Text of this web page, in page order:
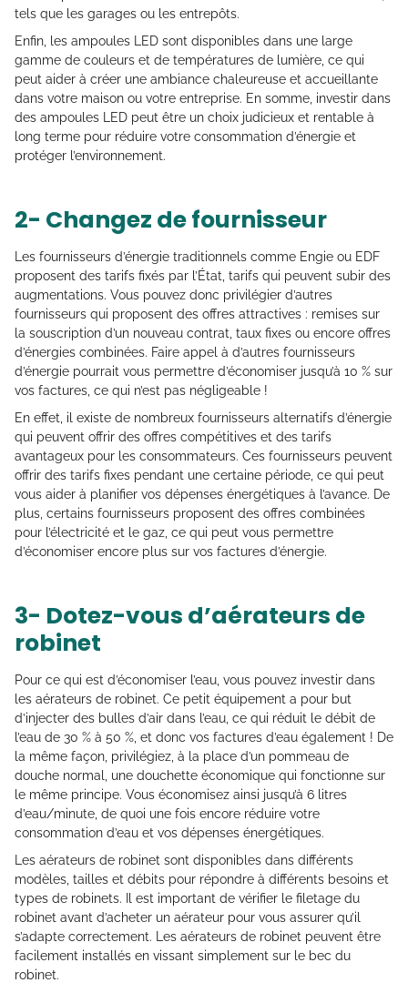
tels que les garages ou les entrepôts.
Enfin, les ampoules LED sont disponibles dans une large
gamme de couleurs et de températures de lumière, ce qui
peut aider à créer une ambiance chaleureuse et accueillante
dans votre maison ou votre entreprise. En somme, investir dans
des ampoules LED peut être un choix judicieux et rentable à
long terme pour réduire votre consommation d’énergie et
protéger l’environnement.
2- Changez de fournisseur
Les fournisseurs d’énergie traditionnels comme Engie ou EDF
proposent des tarifs fixés par l’État, tarifs qui peuvent subir des
augmentations. Vous pouvez donc privilégier d’autres
fournisseurs qui proposent des offres attractives : remises sur
la souscription d’un nouveau contrat, taux fixes ou encore offres
d’énergies combinées. Faire appel à d’autres fournisseurs
d’énergie pourrait vous permettre d’économiser jusqu’à 10 % sur
vos factures, ce qui n’est pas négligeable !
En effet, il existe de nombreux fournisseurs alternatifs d’énergie
qui peuvent offrir des offres compétitives et des tarifs
avantageux pour les consommateurs. Ces fournisseurs peuvent
offrir des tarifs fixes pendant une certaine période, ce qui peut
vous aider à planifier vos dépenses énergétiques à l’avance. De
plus, certains fournisseurs proposent des offres combinées
pour l’électricité et le gaz, ce qui peut vous permettre
d’économiser encore plus sur vos factures d’énergie.
3- Dotez-vous d’aérateurs de
robinet
Pour ce qui est d’économiser l’eau, vous pouvez investir dans
les aérateurs de robinet. Ce petit équipement a pour but
d’injecter des bulles d’air dans l’eau, ce qui réduit le débit de
l’eau de 30 % à 50 %, et donc vos factures d’eau également ! De
la même façon, privilégiez, à la place d’un pommeau de
douche normal, une douchette économique qui fonctionne sur
le même principe. Vous économisez ainsi jusqu’à 6 litres
d’eau/minute, de quoi une fois encore réduire votre
consommation d’eau et vos dépenses énergétiques.
Les aérateurs de robinet sont disponibles dans différents
modèles, tailles et débits pour répondre à différents besoins et
types de robinets. Il est important de vérifier le filetage du
robinet avant d’acheter un aérateur pour vous assurer qu’il
s’adapte correctement. Les aérateurs de robinet peuvent être
facilement installés en vissant simplement sur le bec du
robinet.